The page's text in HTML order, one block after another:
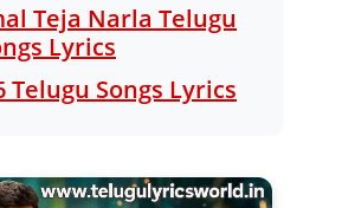
Teja Narla Telugu
Lyrics
Telugu Songs Lyrics